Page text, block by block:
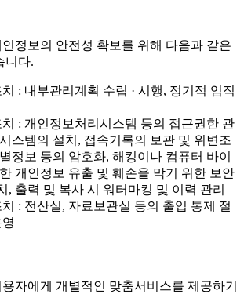
정보의 안전성 확보를 위해 다음과 같은
니다.
: 내부관리계획 수립 · 시행, 정기적 임직
: 개인정보처리시스템 등의 접근권한 관
스템의 설치, 접속기록의 보관 및 위변조
정보 등의 암호화, 해킹이나 컴퓨터 바이
개인정보 유출 및 훼손을 막기 위한 보안
, 출력 및 복사 시 워터마킹 및 이력 관리
: 전산실, 자료보관실 등의 출입 통제 절
자에게 개별적인 맞춤서비스를 제공하기